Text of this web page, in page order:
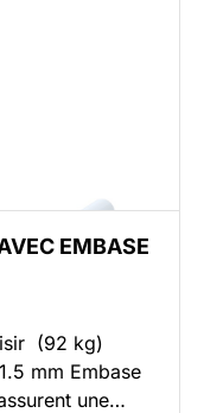
EMBASE
(92 kg)
mm Embase
une